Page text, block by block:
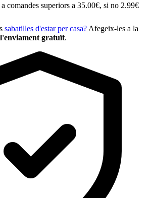
comandes superiors a 35.00€, si no 2.99€
sabatilles d'estar per casa? Afegeix-les a la
l'enviament gratuït.